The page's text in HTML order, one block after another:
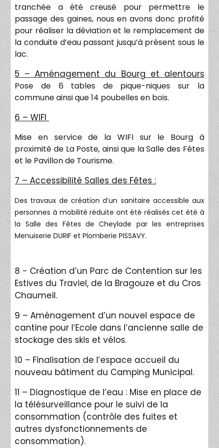
tranchée a été creusé pour permettre le
passage des gaines, nous en avons donc profité
pour réaliser la déviation et le remplacement de
la conduite d’eau passant jusqu’à présent sous le
lac.
5 – Aménagement du Bourg et alentours
Pose de 6 tables de pique-niques sur la
commune ainsi que 14 poubelles en bois.
6 – WIFI
Mise en service de la WIFI sur le Bourg à
proximité de La Poste, ainsi que la Salle des Fêtes
et le Pavillon de Tourisme.
7 – Accessibilité Salles des Fêtes :
Des travaux de création d’un sanitaire accessible aux
personnes à mobilité réduite ont été réalisés cet été à
la Salle des Fêtes de Cheylade par les entreprises
Menuiserie DURIF et Plomberie PISSAVY.
8 - Création d’un Parc de Contention sur les
Estives du Traviel, de la Bragouze et du Cros
Chaumeil.
9 – Aménagement d’un nouvel espace de
cantine pour l’Ecole dans l’ancienne salle de
stockage des skis et vélos.
10 – Finalisation de l’espace accueil du
nouveau bâtiment du Camping Municipal.
11 – Diagnostique de l’eau : Mise en place de
la télésurveillance pour le suivi de la
consommation (contrôle des fuites et
autres dysfonctionnements de
consommation).